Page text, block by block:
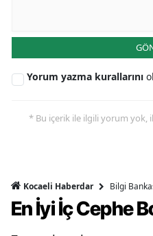
Yorum yazma kurallarını
* Bu içerik ile ilgili yorum yok,
Kocaeli Haberdar Bilgi
En İyi İç Cephe